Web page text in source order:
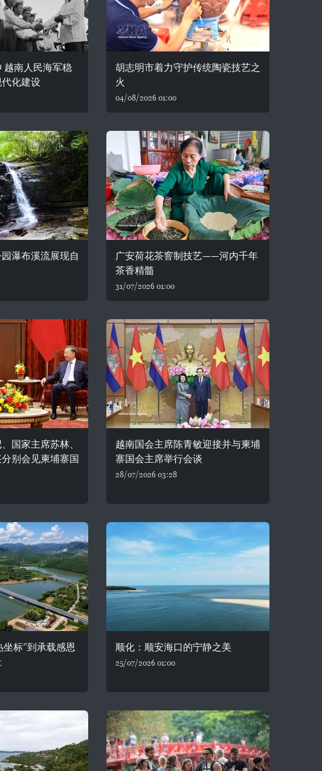
越南人民海军稳
化建设
胡志明市着力守护传统陶瓷技艺之
火
04/08/2026 01:00
瀑布溪流展现自
广安荷花茶窨制技艺——河内千年
茶香精髓
31/07/2026 01:00
国家主席苏林、
别会见柬埔寨国
越南国会主席陈青敏迎接并与柬埔
寨国会主席举行会谈
28/07/2026 03:28
标”到承载感恩
顺化：顺安海口的宁静之美
25/07/2026 01:00